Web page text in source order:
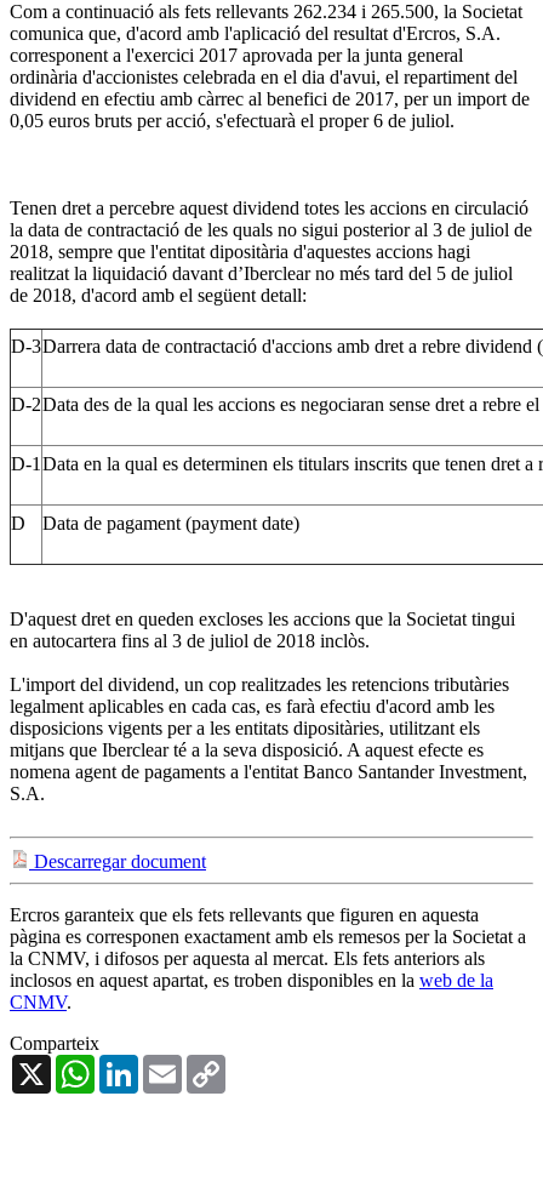
Com a continuació als fets rellevants 262.234 i 265.500, la Societat
comunica que, d'acord amb l'aplicació del resultat d'Ercros, S.A.
corresponent a l'exercici 2017 aprovada per la junta general
ordinària d'accionistes celebrada en el dia d'avui, el repartiment del
dividend en efectiu amb càrrec al benefici de 2017, per un import de
0,05 euros bruts per acció, s'efectuarà el proper 6 de juliol.
Tenen dret a percebre aquest dividend totes les accions en circulació
la data de contractació de les quals no sigui posterior al 3 de juliol de
2018, sempre que l'entitat dipositària d'aquestes accions hagi
realitzat la liquidació davant d’Iberclear no més tard del 5 de juliol
de 2018, d'acord amb el següent detall:
D-3Darrera data de contractació d'accions amb dret a rebre dividend
D-2Data des de la qual les accions es negociaran sense dret a rebre
D-1 Data en la qual es determinen els titulars inscrits que tenen dret
D Data de pagament (payment date)
D'aquest dret en queden excloses les accions que la Societat tingui
en autocartera fins al 3 de juliol de 2018 inclòs.
L'import del dividend, un cop realitzades les retencions tributàries
legalment aplicables en cada cas, es farà efectiu d'acord amb les
disposicions vigents per a les entitats dipositàries, utilitzant els
mitjans que Iberclear té a la seva disposició. A aquest efecte es
nomena agent de pagaments a l'entitat Banco Santander Investment,
S.A.
Descarregar document
Ercros garanteix que els fets rellevants que figuren en aquesta
pàgina es corresponen exactament amb els remesos per la Societat a
la CNMV, i difosos per aquesta al mercat. Els fets anteriors als
inclosos en aquest apartat, es troben disponibles en la web de la
CNMV.
Comparteix
X
WhatsAppLinkedInEmail